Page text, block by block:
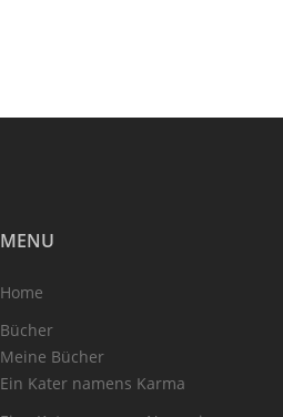
MENU
Home
Bücher
Meine Bücher
Ein Kater namens Karma